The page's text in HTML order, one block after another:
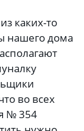
каких-то
нашего дома
во всех
№ 354